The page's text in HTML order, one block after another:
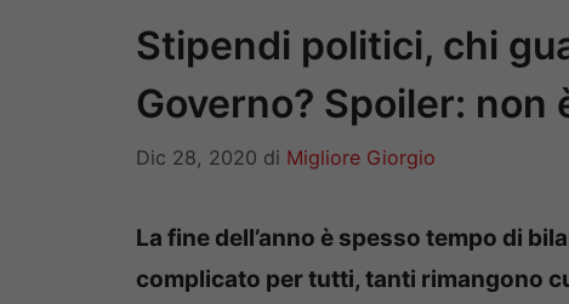
Stipendi politici, chi
Governo? Spoiler: non
Dic 28, 2020 di Migliore Giorgio
La fine dell’anno è spesso tempo di
complicato per tutti, tanti rimangono